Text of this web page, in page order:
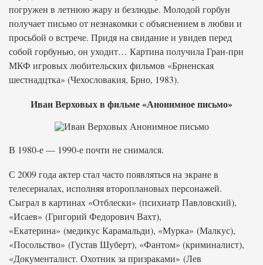
погружен в летнюю жару и безлюдье. Молодой горбун
получает письмо от незнакомки с объяснением в любви и
просьбой о встрече. Придя на свидание и увидев перед
собой горбунью, он уходит… Картина получила Гран-при
МКФ игровых любительских фильмов «Брненская
шестнадцтка» (Чехословакия, Брно, 1983).
Иван Верховых в фильме «Анонимное письмо»
В 1980-е — 1990-е почти не снимался.
С 2009 года актер стал часто появляться на экране в
телесериалах, исполняя второплановых персонажей.
Сыграл в картинах «Отблески» (психиатр Павловский),
«Исаев» (Григорий Федорович Вахт),
«Екатерина» (медикус Карамальди), «Мурка» (Малкус),
«Посольство» (Густав Шуберт), «Фантом» (криминалист),
«Документалист. Охотник за призраками» (Лев